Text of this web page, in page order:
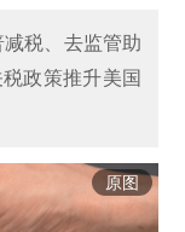
税、去监管助
政策推升美国
原图